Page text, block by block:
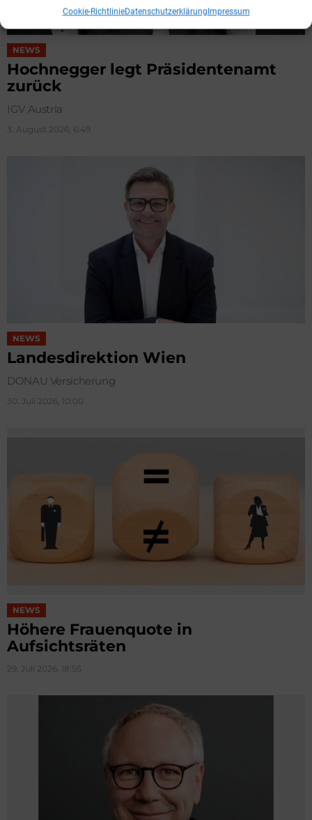
Cookie-RichtlinieDatenschutzerklärungImpressum
NEWS
Hochnegger legt Präsidentenamt
zurück
IGV Austria
3. August 2026, 6:49
NEWS
Landesdirektion Wien
DONAU Versicherung
30. Juli 2026, 10:00
NEWS
Höhere Frauenquote in
Aufsichtsräten
29. Juli 2026, 18:55